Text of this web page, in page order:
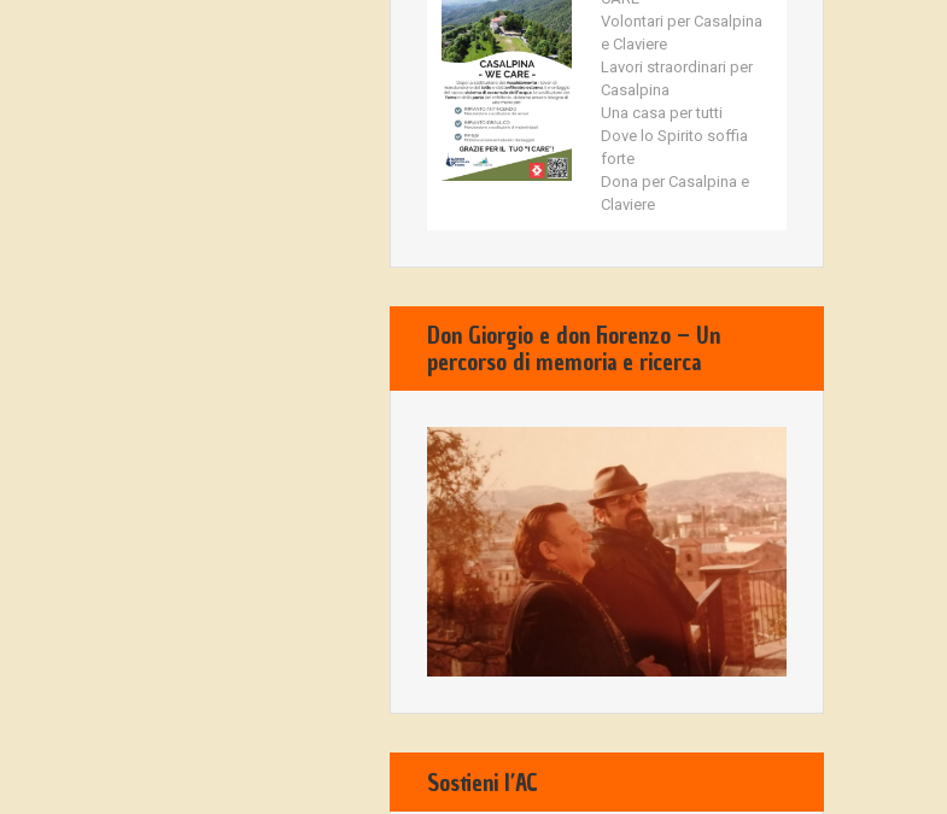
Volontari per Casalpina
e Claviere
Lavori straordinari per
Casalpina
Una casa per tutti
Dove lo Spirito soffia
forte
Dona per Casalpina e
Claviere
Don Giorgio e don Fiorenzo – Un
percorso di memoria e ricerca
Sostieni l’AC